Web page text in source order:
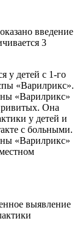
введение
3
у детей с 1-го
«Варилрикс».
«Варилрикс»
Она
у детей и
с больными.
«Варилрикс»
выявление